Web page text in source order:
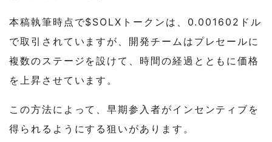
本稿執筆時点で$SOLXトークンは、0.001602ドル
で取引されていますが、開発チームはプレセールに
複数のステージを設けて、時間の経過とともに価格
を上昇させています。
この方法によって、早期参入者がインセンティブを
得られるようにする狙いがあります。